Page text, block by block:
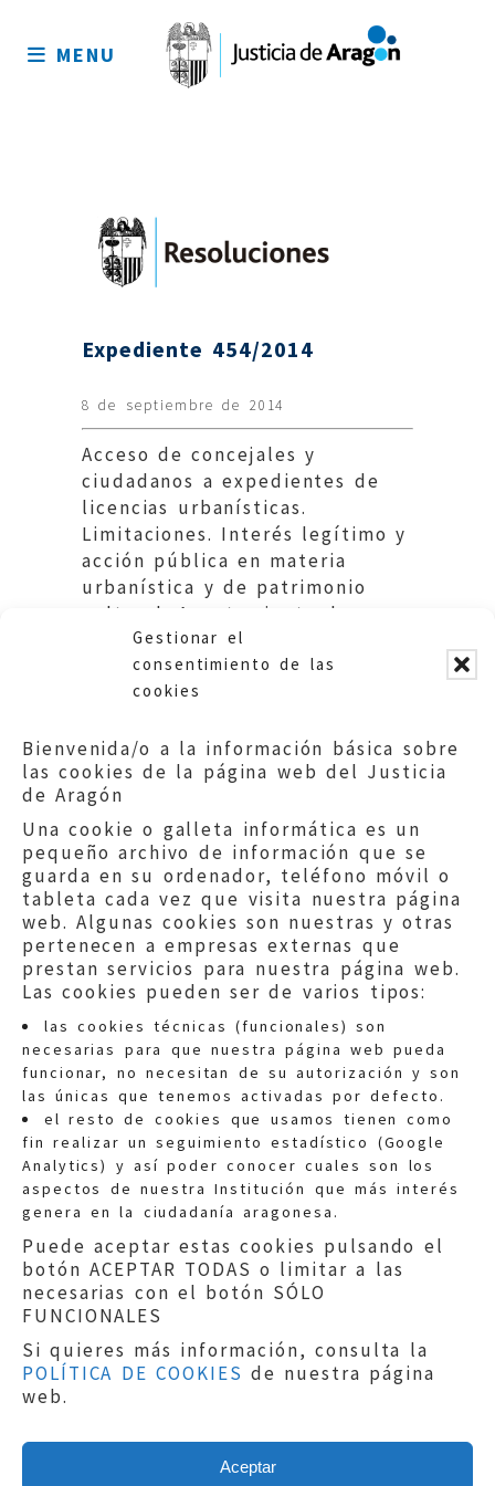
Gestionar el
consentimiento de las
cookies
Bienvenida/o a la información básica sobre
las cookies de la página web del Justicia
de Aragón
Una cookie o galleta informática es un
pequeño archivo de información que se
guarda en su ordenador, teléfono móvil o
tableta cada vez que visita nuestra página
web. Algunas cookies son nuestras y otras
pertenecen a empresas externas que
prestan servicios para nuestra página web.
Las cookies pueden ser de varios tipos:
las cookies técnicas (funcionales) son
necesarias para que nuestra página web pueda
funcionar, no necesitan de su autorización y son
las únicas que tenemos activadas por defecto.
el resto de cookies que usamos tienen como
fin realizar un seguimiento estadístico (Google
Analytics) y así poder conocer cuales son los
aspectos de nuestra Institución que más interés
genera en la ciudadanía aragonesa.
Puede aceptar estas cookies pulsando el
botón ACEPTAR TODAS o limitar a las
necesarias con el botón SÓLO
FUNCIONALES
Si quieres más información, consulta la
POLÍTICA DE COOKIES de nuestra página
web.
Aceptar
sitio
MENU
Expediente 454/2014
8 de septiembre de 2014
Acceso de concejales y
ciudadanos a expedientes de
licencias urbanísticas.
Limitaciones. Interés legítimo y
acción pública en materia
urbanística y de patrimonio
cultural. Ayuntamiento de
Obon.
Quejas:quejas@eljusticiadearagon.es
Información general:
informacion@eljusticiadearagon.es
Teléfonos:900 210 210/
Aviso legal|Política de privacidad|
Protección de Datos
Política de cookies